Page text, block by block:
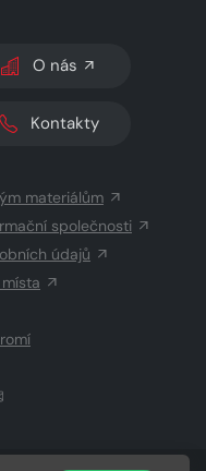
O nás
Kontakty
materiálům
společnosti
údajů